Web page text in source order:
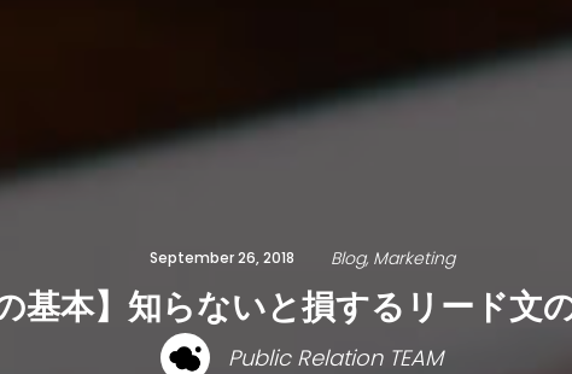
September 26, 2018 Blog Marketing
基本】知らないと損するリード文
Public Relation TEAM